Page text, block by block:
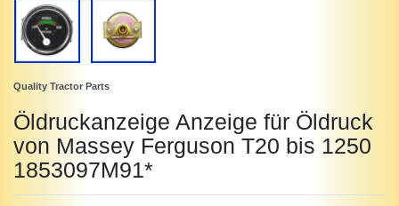
Quality Tractor Parts
Öldruckanzeige Anzeige für Öldruck
von Massey Ferguson T20 bis 1250
1853097M91*